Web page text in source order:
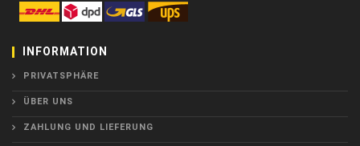
INFORMATION
PRIVATSPHÄRE
ÜBER UNS
ZAHLUNG UND LIEFERUNG